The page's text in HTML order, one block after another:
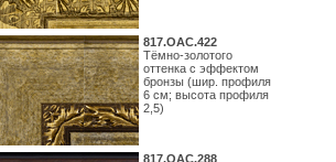
817.ОАС.422
Тёмно-золотого
оттенка с эффектом
бронзы (шир. профиля
6 см; высота профиля
2,5)
817.ОАС.288